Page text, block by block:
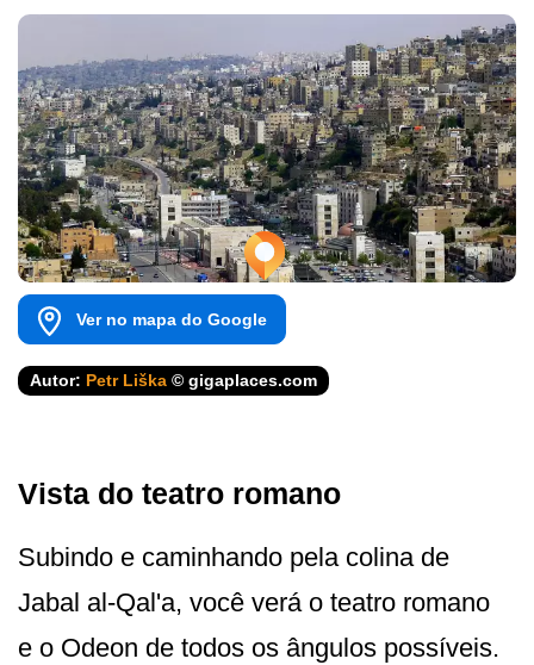
Ver no mapa do Google
Autor: Petr Liška © gigaplaces.com
Vista do teatro romano
Subindo e caminhando pela colina de
Jabal al-Qal'a, você verá o teatro romano
e o Odeon de todos os ângulos possíveis.